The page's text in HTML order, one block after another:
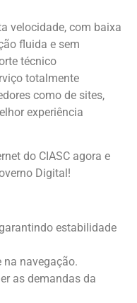
velocidade, com baixa
fluida e sem
técnico
totalmente
como de sites,
experiência
do CIASC agora e
Digital!
estabilidade
navegação.
as demandas da